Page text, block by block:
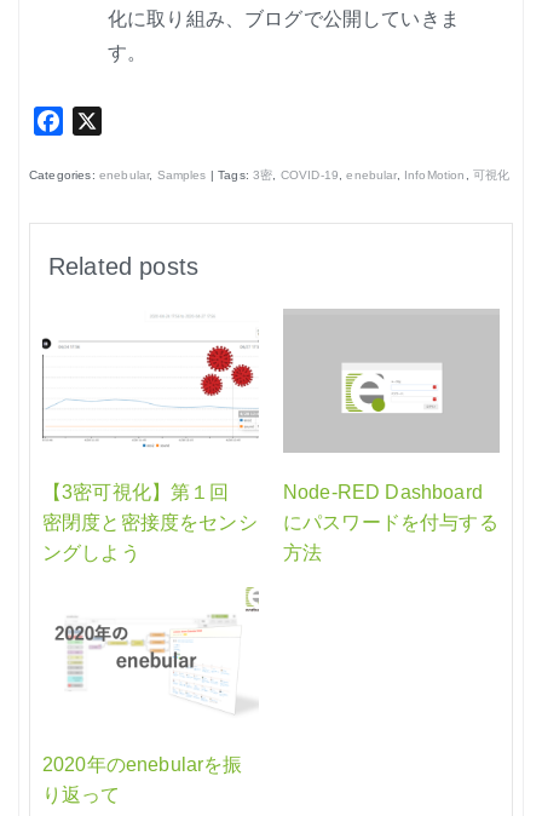
化に取り組み、ブログで公開していきま
す。
Facebook
Categories: enebular, Samples | Tags:3密 COVID-19 ,enebular, InfoMotion 可視化
Related posts
【3密可視化】第１回
密閉度と密接度をセンシ
ングしよう
Node-RED Dashboard
にパスワードを付与する
方法
2020年のenebularを振
り返って